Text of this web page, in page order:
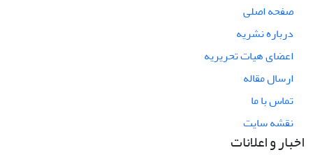
صفحه اصلی
درباره نشریه
اعضای هیات تحریریه
ارسال مقاله
تماس با ما
نقشه سایت
اخبار و اعلانات